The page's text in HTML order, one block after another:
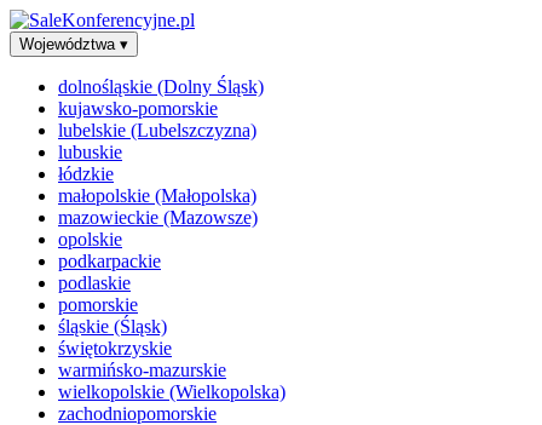
Województwa ▾
dolnośląskie (Dolny Śląsk)
kujawsko-pomorskie
lubelskie (Lubelszczyzna)
lubuskie
łódzkie
małopolskie (Małopolska)
mazowieckie (Mazowsze)
opolskie
podkarpackie
podlaskie
pomorskie
śląskie (Śląsk)
świętokrzyskie
warmińsko-mazurskie
wielkopolskie (Wielkopolska)
zachodniopomorskie